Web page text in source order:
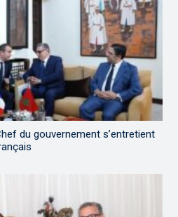
du gouvernement s’entretient